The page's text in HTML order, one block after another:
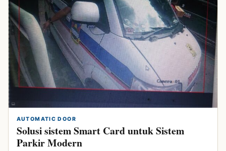
AUTOMATIC DOOR
Solusi sistem Smart Card untuk Sistem
Parkir Modern